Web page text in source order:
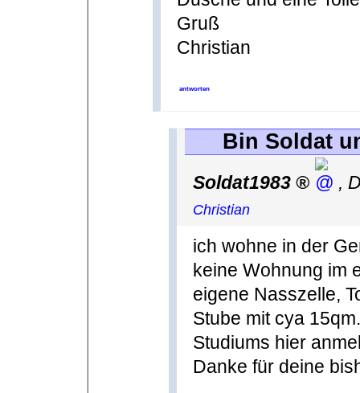
Gruß
Christian
antworten
Bin Soldat
Soldat1983 ,
Christian
ich wohne in der
keine Wohnung im
eigene Nasszelle,
Stube mit cya
Studiums hier
Danke für deine